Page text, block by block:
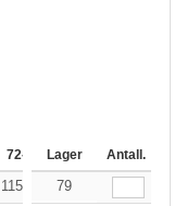
72-143 144-287
Lager Antall.
115.29 106.48
79